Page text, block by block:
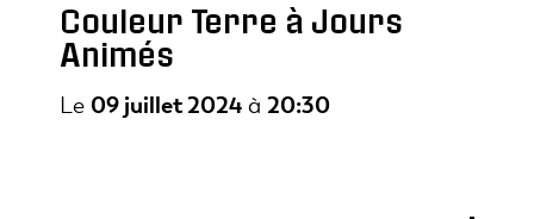
Couleur Terre à Jours
Animés
Le 09 juillet 2024 à 20:30